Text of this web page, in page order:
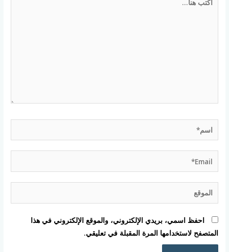
اسم*
Email*
الموقع
احفظ اسمي، بريدي الإلكتروني، والموقع الإلكتروني في هذا
المتصفح لاستخدامها المرة المقبلة في تعليقي.